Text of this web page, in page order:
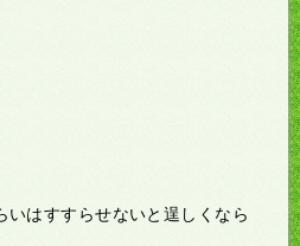
いはすすらせないと逞しくなら